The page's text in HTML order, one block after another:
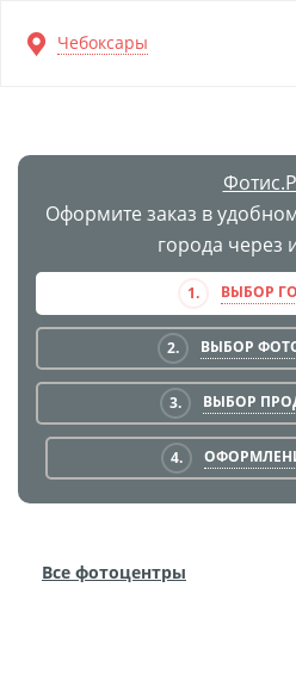
Перейти
к
Чебоксары
Оформите заказ в
города через
1. ВЫБОР
2. ВЫБОР
3. ВЫБОР
4.
Все фотоцентры